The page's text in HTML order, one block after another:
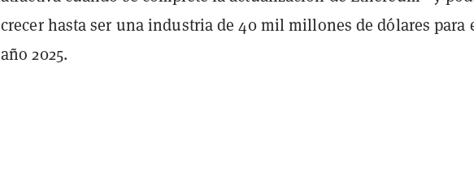
crecer hasta ser una industria de 40 mil millones de dólares para
año 2025.